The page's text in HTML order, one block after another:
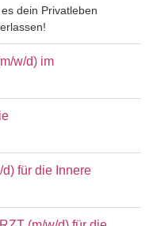
dein Privatleben
w/d) im
für die Innere